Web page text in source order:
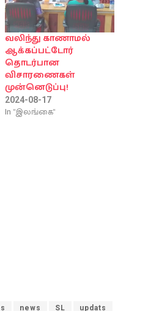
வலிந்து காணாமல்
ஆக்கப்பட்டோர்
தொடர்பான
விசாரணைகள்
முன்னெடுப்பு!
2024-08-17
In "இலங்கை"
news SL updats